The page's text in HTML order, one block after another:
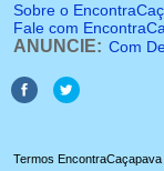
Sobre o
Fale com
ANUNCIE: Com
Termos EncontraCaçapava